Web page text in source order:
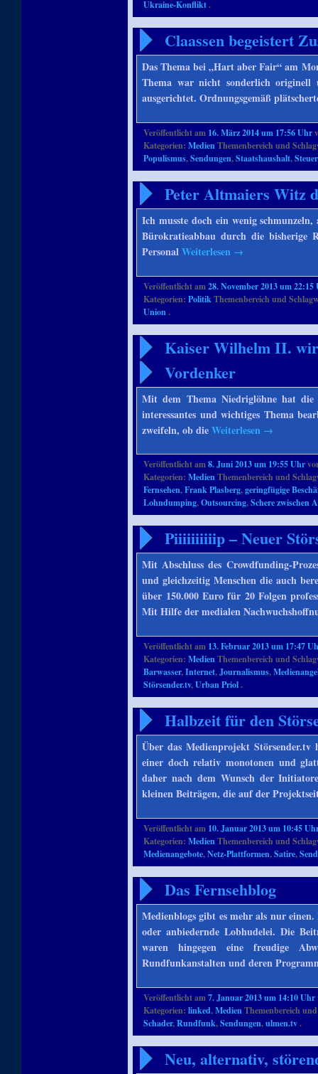
Ukraine-Konflikt.
Claassen begeistert
Das Thema bei „Hart aber Fair“ am
Thema war nicht sonderlich originell
ausgerichtet. Ordnungsgemäß
Veröffentlicht am 16. März 2014 um 17:56 Uhr
Kategorien:MedienThemenbereich und
Populismus,Sendungen,Staatshaushalt,
Peter Altmaiers Witz
Ich musste doch ein wenig
Bürokratieabbau durch die bisherige
PersonalWeiterlesen →
Veröffentlicht am28. November 2013 um 22:15
Kategorien:PolitikThemenbereich und
Union.
Kaiser Wilhelm II.
Vordenker
Mit dem Thema Niedriglöhne hat
interessantes und wichtiges Thema
zweifeln, ob dieWeiterlesen →
Veröffentlicht am8. Juni 2013 um 19:55 Uhr
Kategorien:MedienThemenbereich und
Fernsehen,Frank Plasberg,geringfügige
Lohndumping,Outsourcing,Schere zwischen
Piiiiiiiiiip – Neuer
Mit Abschluss des Crowdfunding-
und gleichzeitig Menschen die auch
über 150.000 Euro für 20 Folgen
Mit Hilfe der medialen
Veröffentlicht am 13. Februar 2013 um 17:47
Kategorien:MedienThemenbereich und
Barwasser,Internet,Journalismus,
Störsender.tv,Urban Priol.
Halbzeit für den
Über das Medienprojekt
einer doch relativ monotonen und
daher nach dem Wunsch der
kleinen Beiträgen, die auf der
Veröffentlicht am 10. Januar 2013 um 10:45
Kategorien:MedienThemenbereich und
Medienangebote,Netz-Plattformen,Satire,
Das Fernsehblog
Medienblogs gibt es mehr als nur
oder anbiedernde Lobhudelei. Die
waren hingegen eine freudige
Rundfunkanstalten und deren
Veröffentlicht am7. Januar 2013 um 14:10 Uhr
Kategorien:linked,MedienThemenbereich
Schader,Rundfunk,Sendungen,ulmen.tv.
Neu, alternativ,